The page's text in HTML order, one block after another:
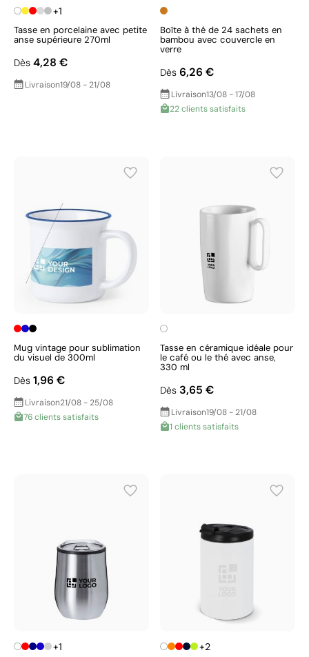
+1
Tasse en porcelaine avec petite
anse supérieure 270ml
Dès 4,28 €
Livraison19/08 - 21/08
Boîte à thé de 24 sachets en
bambou avec couvercle en
verre
Dès 6,26 €
Livraison13/08 - 17/08
22 clients satisfaits
Mug vintage pour sublimation
du visuel de 300ml
Dès 1,96 €
Livraison21/08 - 25/08
76 clients satisfaits
Tasse en céramique idéale pour
le café ou le thé avec anse,
330 ml
Dès 3,65 €
Livraison19/08 - 21/08
1 clients satisfaits
+1 +2